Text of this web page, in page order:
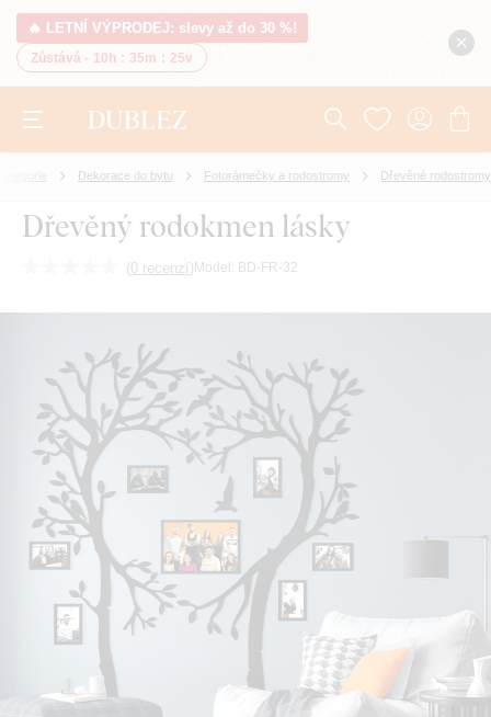
🔥 LETNÍ VÝPRODEJ: slevy až do 30 %!
Zůstává - 10h : 35m : 24v
Dekorace do bytu Fotorámečky a rodostromy Dřevěné rodostromy
Dřevěný rodokmen lásky
(0 recenzí) Model: BD-FR-32